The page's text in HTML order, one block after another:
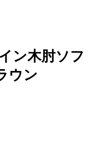
ン木肘ソフ
ウン